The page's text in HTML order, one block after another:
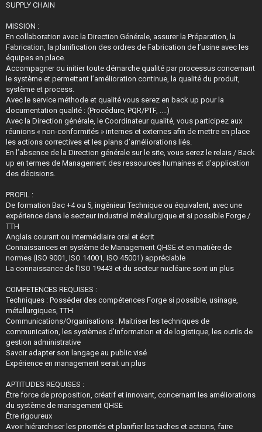
SUPPLY CHAIN
MISSION :
En collaboration avec la Direction Générale, assurer la Préparation, la
Fabrication, la planification des ordres de Fabrication de l’usine avec les
équipes en place.
Accompagner ou initier toute démarche qualité par processus concernant
le système et permettant l’amélioration continue, la qualité du produit,
système et process.
Avec le service méthode et qualité vous serez en back up pour la
documentation qualité : (Procédure, PQR/PTF, ....)
Avec la Direction générale, le Coordinateur qualité, vous participez aux
réunions « non-conformités » internes et externes afin de mettre en place
les actions correctives et les plans d’améliorations liés.
En l’absence de la Direction générale sur le site, vous serez le relais / Back
up en termes de Management des ressources humaines et d’application
des décisions.
PROFIL :
De formation Bac +4 ou 5, ingénieur Technique ou équivalent, avec une
expérience dans le secteur industriel métallurgique et si possible Forge /
TTH
Anglais courant ou intermédiaire oral et écrit
Connaissances en système de Management QHSE et en matière de
normes (ISO 9001, ISO 14001, ISO 45001) appréciable
La connaissance de l’ISO 19443 et du secteur nucléaire sont un plus
COMPETENCES REQUISES :
Techniques : Posséder des compétences Forge si possible, usinage,
métallurgiques, TTH
Communications/Organisations : Maitriser les techniques de
communication, les systèmes d’information et de logistique, les outils de
gestion administrative
Savoir adapter son langage au public visé
Expérience en management serait un plus
APTITUDES REQUISES :
Être force de proposition, créatif et innovant, concernant les améliorations
du système de management QHSE
Être rigoureux
Avoir hiérarchiser les priorités et planifier les taches et actions, faire